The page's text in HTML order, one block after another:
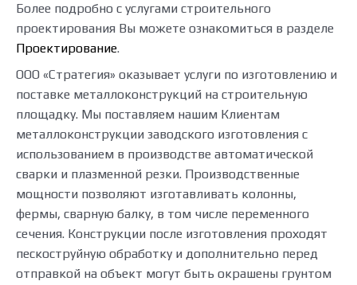
Более подробно с услугами строительного
проектирования Вы можете ознакомиться в разделе
Проектирование.
ООО «Стратегия» оказывает услуги по изготовлению и
поставке металлоконструкций на строительную
площадку. Мы поставляем нашим Клиентам
металлоконструкции заводского изготовления с
использованием в производстве автоматической
сварки и плазменной резки. Производственные
мощности позволяют изготавливать колонны,
фермы, сварную балку, в том числе переменного
сечения. Конструкции после изготовления проходят
пескоструйную обработку и дополнительно перед
отправкой на объект могут быть окрашены грунтом